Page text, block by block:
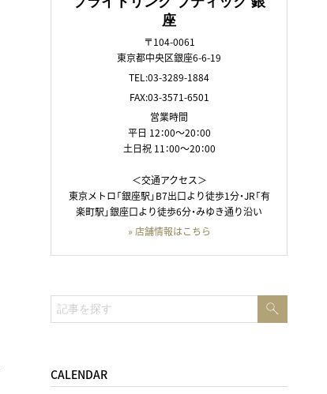
座
〒104-0061
東京都中央区銀座6-6-19
TEL:03-3289-1884
FAX:03-3571-6501
営業時間
平日 12：00～20：00
土日祝 11：00～20：00
＜交通アクセス＞
東京メトロ「銀座駅」B7出口より徒歩1分・JR「有
楽町駅」銀座口より徒歩6分・みゆき通り沿い
» 店舗情報はこちら
検
索:
CALENDAR